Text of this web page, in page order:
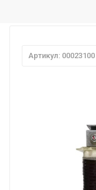
Артикул: 00023100